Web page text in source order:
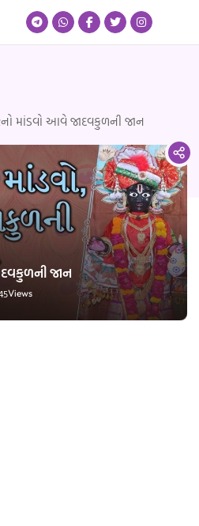
માંડવો આવે જાદવકુળની જાન
જાન
Views